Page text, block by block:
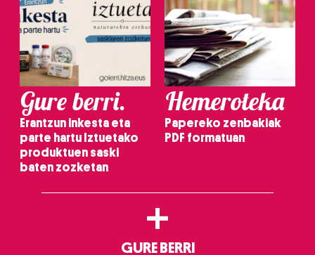
Gure berri.
Erantzun inkesta eta
parte hartu Iztuetako
produktuen saski
baten zozketan
Hemeroteka
Papereko zenbakiak
PDF formatuan
+
GURE BERRI